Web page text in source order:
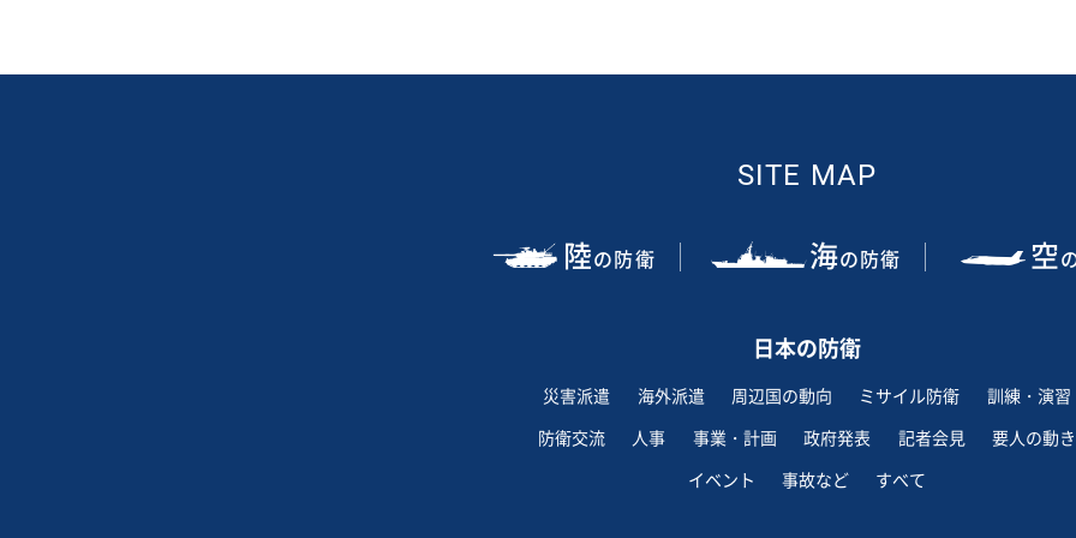
SITE MAP
陸の防衛 海の防衛 空
日本の防衛
災害派遣 海外派遣 周辺国の動向 ミサイル防衛
訓練・演習
防衛交流
人事 事業・計画 政府発表 記者会見
要人の動き
イベント
事故など すべて